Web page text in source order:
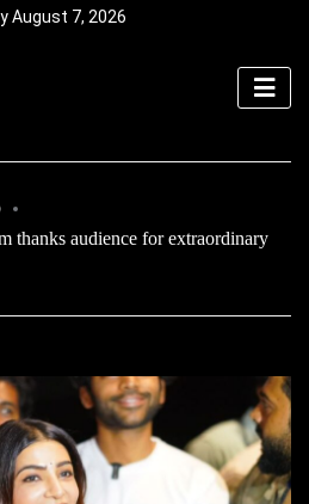
August 7, 2026
thanks audience for extraordinary